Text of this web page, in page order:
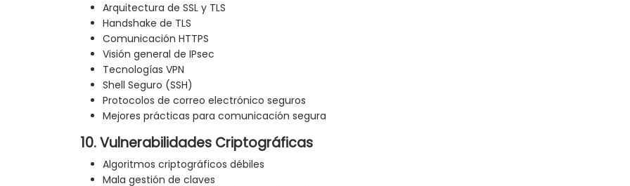
Arquitectura de SSL y TLS
Handshake de TLS
Comunicación HTTPS
Visión general de IPsec
Tecnologías VPN
Shell Seguro (SSH)
Protocolos de correo electrónico seguros
Mejores prácticas para comunicación segura
10. Vulnerabilidades Criptográficas
Algoritmos criptográficos débiles
Mala gestión de claves